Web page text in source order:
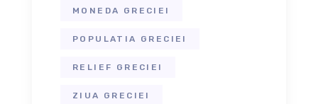
MONEDA GRECIEI
POPULATIA GRECIEI
RELIEF GRECIEI
ZIUA GRECIEI